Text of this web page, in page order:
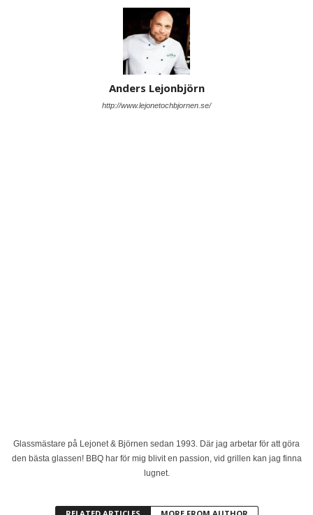
Anders Lejonbjörn
http://www.lejonetochbjornen.se/
Glassmästare på Lejonet & Björnen sedan 1993. Där jag arbetar för att göra
den bästa glassen! BBQ har för mig blivit en passion, vid grillen kan jag finna
lugnet.